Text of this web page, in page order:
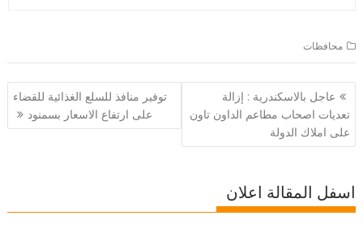
محافظات
تصفّح
المقالات
عاجل بالاسكندرية : إزالة
تعديات اصحاب مطاعم الداون تاون
على املاك الدولة
توفير منافذ للسلع الغذائية للقضاء
على ارتفاع الاسعار بسمنود
اسفل المقالة اعلان